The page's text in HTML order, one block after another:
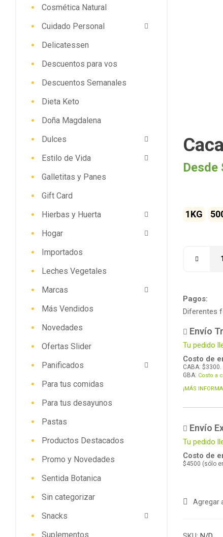
Desde
1KG
Pagos:
Diferentes
Envío
Tu pedido
Costo de
CABA: $3300.
GBA: Costo a
¡MÁS
Envío
Tu pedido
Costo de
$4500 (sólo
Agregar
Cosmética Natural
Cuidado Personal
Delicatessen
Descuentos para vos
Descuentos Semanales
Dieta Keto
Doña Magdalena
Dulces
Estilo de Vida
Galletitas y Panes
Gift Card
Hierbas y Huerta
Hogar
Importados
Leches Vegetales
Marcas
Más Vendidos
Novedades
Ofertas Slider
Panificados
Para tus comidas
Para tus desayunos
Pastas
Productos Destacados
Promo y Novedades
Sentida Botanica
Sin categorizar
Snacks
Suplementos